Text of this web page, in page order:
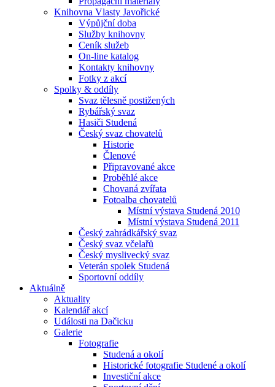
Knihovna Vlasty Javořické
Výpůjční doba
Služby knihovny
Ceník služeb
On-line katalog
Kontakty knihovny
Fotky z akcí
Spolky & oddíly
Svaz tělesně postižených
Rybářský svaz
Hasiči Studená
Český svaz chovatelů
Historie
Členové
Připravované akce
Proběhlé akce
Chovaná zvířata
Fotoalba chovatelů
Místní výstava Studená 2010
Místní výstava Studená 2011
Český zahrádkářský svaz
Český svaz včelařů
Český myslivecký svaz
Veterán spolek Studená
Sportovní oddíly
Aktuálně
Aktuality
Kalendář akcí
Události na Dačicku
Galerie
Fotografie
Studená a okolí
Historické fotografie Studené a okolí
Investiční akce